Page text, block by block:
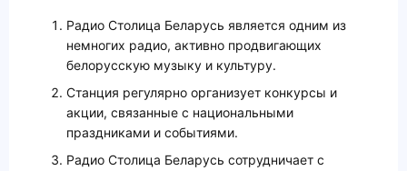
Радио Столица Беларусь является одним из
немногих радио, активно продвигающих
белорусскую музыку и культуру.
Станция регулярно организует конкурсы и
акции, связанные с национальными
праздниками и событиями.
Радио Столица Беларусь сотрудничает с